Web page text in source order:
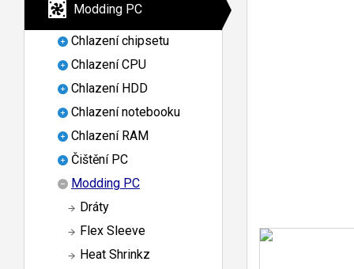
Modding PC
Chlazení chipsetu
Chlazení CPU
Chlazení HDD
Chlazení notebooku
Chlazení RAM
Čištění PC
Modding PC
Dráty
Flex Sleeve
Heat Shrinkz